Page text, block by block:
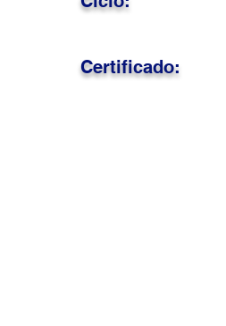
Certificado: